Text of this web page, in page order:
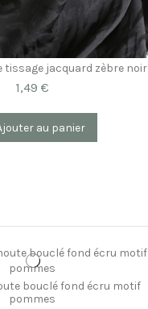
tissage jacquard zèbre noir
1,49 €
au panier
bouclé fond écru motif
pommes